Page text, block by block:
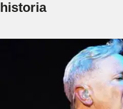
historia